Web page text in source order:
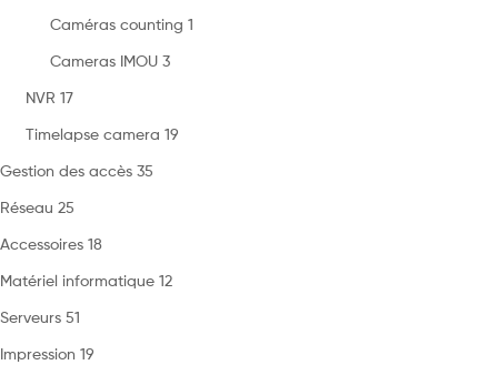
Caméras counting 1
Cameras IMOU 3
NVR 17
Timelapse camera 19
Gestion des accès 35
Réseau 25
Accessoires 18
Matériel informatique 12
Serveurs 51
Impression 19